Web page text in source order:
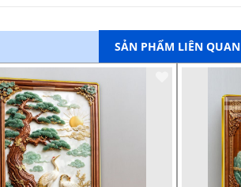
SẢN PHẨM LIÊN QUAN